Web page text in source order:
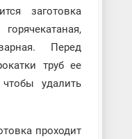
заготовка
Перед
труб ее
удалить
проходит